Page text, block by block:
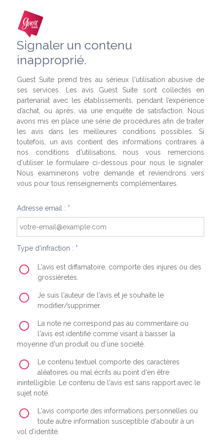
Signaler un contenu
inapproprié.
Guest Suite prend très au sérieux l'utilisation abusive de
ses services. Les avis Guest Suite sont collectés en
partenariat avec les établissements, pendant l’expérience
d’achat, ou après, via une enquête de satisfaction. Nous
avons mis en place une série de procédures afin de traiter
les avis dans les meilleures conditions possibles. Si
toutefois, un avis contient des informations contraires à
nos conditions d'utilisations, nous vous remercions
d'utiliser le formulaire ci-dessous pour nous le signaler.
Nous examinerons votre demande et reviendrons vers
vous pour tous renseignements complémentaires.
Adresse email : *
Type d'infraction : *
L'avis est diffamatoire, comporte des injures ou des
grossièretés.
Je suis l'auteur de l'avis et je souhaite le
modifier/supprimer.
La note ne correspond pas au commentaire ou
l'avis est identifié comme visant à baisser la
moyenne d'un produit ou d'une société.
Le contenu textuel comporte des caractères
aléatoires ou mal écrits au point d'en être
inintelligible. Le contenu de l'avis est sans rapport avec le
sujet noté.
L'avis comporte des informations personnelles ou
toute autre information susceptible d'aboutir à un
vol d'identité.